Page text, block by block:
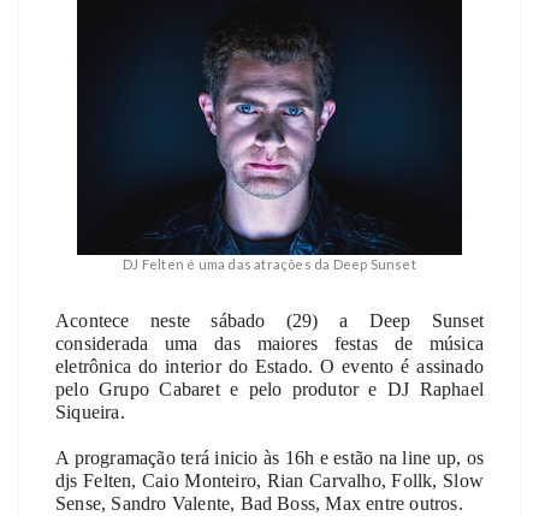
DJ Felten é uma das atrações da Deep Sunset
Acontece neste sábado (29) a Deep Sunset
considerada uma das maiores festas de música
eletrônica do interior do Estado. O evento é assinado
pelo Grupo Cabaret e pelo produtor e DJ Raphael
Siqueira.
A programação terá inicio às 16h e estão na line up, os
djs Felten, Caio Monteiro, Rian Carvalho, Follk, Slow
Sense, Sandro Valente, Bad Boss, Max entre outros.